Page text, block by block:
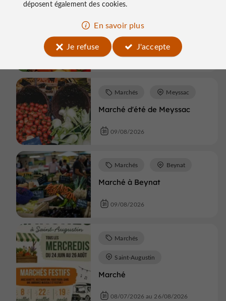
Marché
09/08/2026
Marché d'été de Meyssac
Marchés Meyssac
09/08/2026
Marché à Beynat
Marchés Beynat
09/08/2026
Marché
Marchés
Saint-Augustin
08/07/2026 au 26/08/2026
déposent également des cookies.
En savoir plus
Je refuse
J'accepte